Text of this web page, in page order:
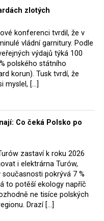
vláda měla
jistě potěší
ale i těžaře. Je těžké si
sám ministr
vládnoucí koalice.
Morawieckého vlády,
cca 7 %
podniky, spolu
zaměstnávají cca pět
elektrárny nepřímo
pracovních míst v
zvítězila.
jistě potěší
kteří žalobu u
zlotých
konferenci tvrdil, že v
vládní garnitury. Podle
výdajů týká 100
polského státního
korun). Tusk tvrdí, že
myslel, […]
Co čeká Polsko po
zastaví k roku 2026
i elektrárna Turów,
pokrývá 7 %
to potěší ekology napříč
ne tisíce polských
Drazí […]